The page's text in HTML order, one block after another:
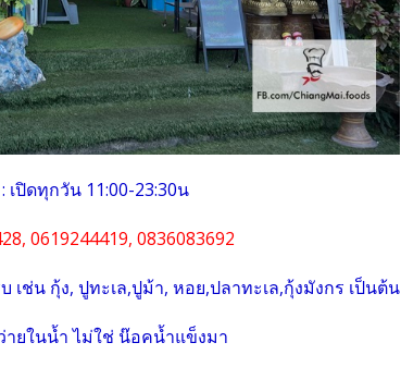
เปิดทุกวัน 11:00-23:30น
0619244419, 0836083692
เช่น กุ้ง, ปูทะเล,ปูม้า, หอย,ปลาทะเล,กุ้งมังกร เป็นต้น
ายในน้ำ ไม่ใช่ น๊อคน้ำแข็งมา